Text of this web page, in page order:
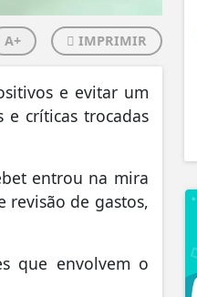
A+ IMPRIMIR
e evitar um
críticas trocadas
entrou na mira
revisão de gastos,
que envolvem o